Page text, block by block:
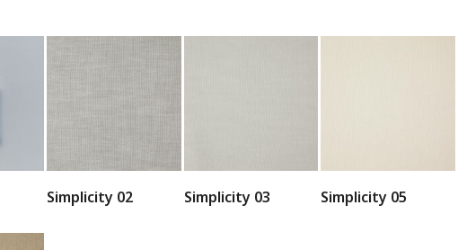
Simplicity 02 Simplicity 03 Simplicity 05